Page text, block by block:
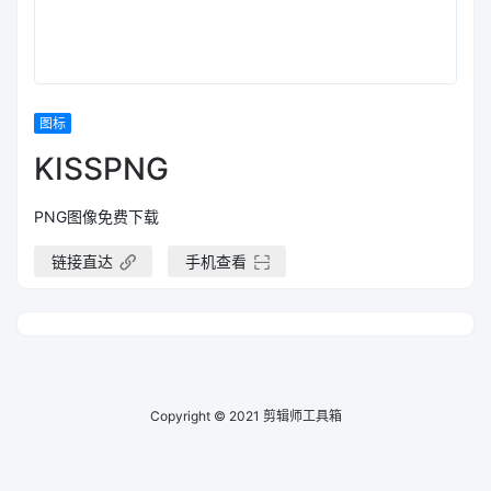
图标
KISSPNG
PNG图像免费下载
链接直达 手机查看
Copyright © 2021 剪辑师工具箱